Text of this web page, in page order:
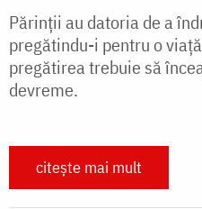
Părinţii au datoria de a
pregătindu-i pentru o
pregătirea trebuie să
devreme.
citește mai mult